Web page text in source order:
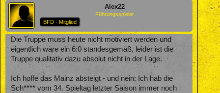
Alex22
Führungsspieler
BFD - Mitglied
Die Truppe muss heute nicht motiviert werden und
eigentlich wäre ein 6:0 standesgemäß, leider ist die
Truppe qualitativ dazu absolut nicht in der Lage.
Ich hoffe das Mainz absteigt - und nein: Ich hab die
Sch**** vom 34. Spieltag letzter Saison immer noch